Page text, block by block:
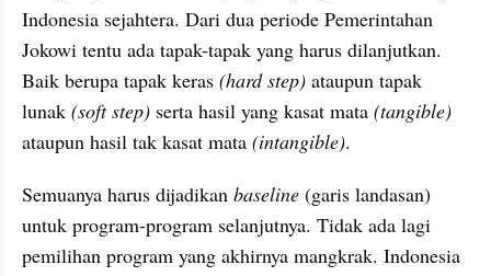
Indonesia sejahtera. Dari dua periode Pemerintahan
Jokowi tentu ada tapak-tapak yang harus dilanjutkan.
Baik berupa tapak keras (hard step) ataupun tapak
lunak (soft step) serta hasil yang kasat mata (tangible)
ataupun hasil tak kasat mata (intangible).
Semuanya harus dijadikan baseline (garis landasan)
untuk program-program selanjutnya. Tidak ada lagi
pemilihan program yang akhirnya mangkrak. Indonesia